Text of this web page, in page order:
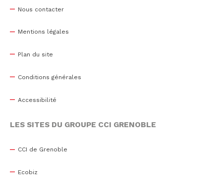
Nous contacter
Mentions légales
Plan du site
Conditions générales
Accessibilité
LES SITES DU GROUPE CCI GRENOBLE
CCI de Grenoble
Ecobiz